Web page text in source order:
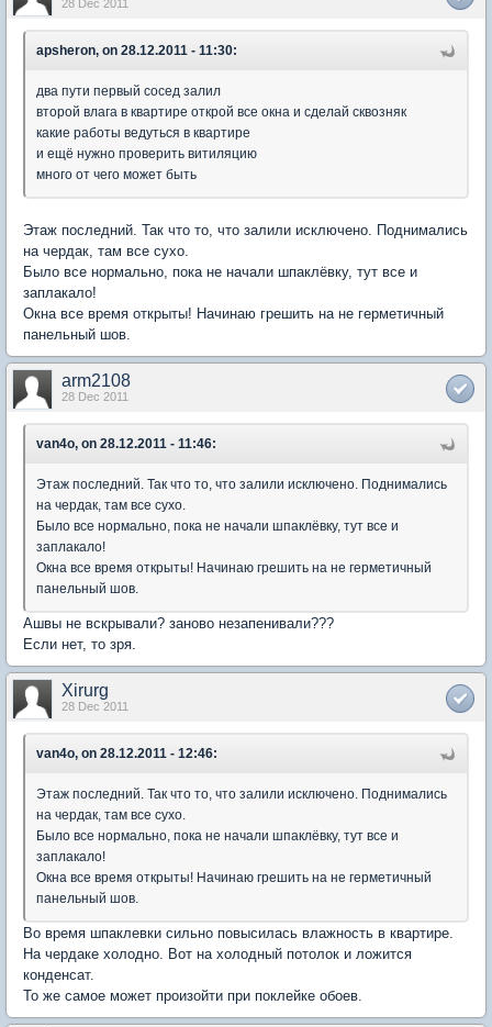
28 Dec 2011
apsheron, on 28.12.2011 - 11:30:
два пути первый сосед залил
второй влага в квартире открой все окна и сделай сквозняк
какие работы ведуться в квартире
и ещё нужно проверить витиляцию
много от чего может быть
Этаж последний. Так что то, что залили исключено. Поднимались
на чердак, там все сухо.
Было все нормально, пока не начали шпаклёвку, тут все и
заплакало!
Окна все время открыты! Начинаю грешить на не герметичный
панельный шов.
arm2108
28 Dec 2011
van4o, on 28.12.2011 - 11:46:
Этаж последний. Так что то, что залили исключено. Поднимались
на чердак, там все сухо.
Было все нормально, пока не начали шпаклёвку, тут все и
заплакало!
Окна все время открыты! Начинаю грешить на не герметичный
панельный шов.
Ашвы не вскрывали? заново незапенивали???
Если нет, то зря.
Xirurg
28 Dec 2011
van4o, on 28.12.2011 - 12:46:
Этаж последний. Так что то, что залили исключено. Поднимались
на чердак, там все сухо.
Было все нормально, пока не начали шпаклёвку, тут все и
заплакало!
Окна все время открыты! Начинаю грешить на не герметичный
панельный шов.
Во время шпаклевки сильно повысилась влажность в квартире.
На чердаке холодно. Вот на холодный потолок и ложится
конденсат.
То же самое может произойти при поклейке обоев.